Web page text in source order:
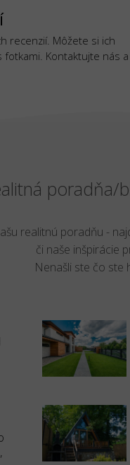
recenzií. Môžete si ich
fotkami. Kontaktujte nás a
poradňa/
realitnú poradňu -
či naše inšpirácie
Nenašli ste čo ste